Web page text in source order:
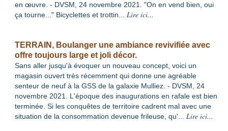
en œuvre. - DVSM, 24 novembre 2021. "On en vend bien, oui
ça tourne..." Bicyclettes et trottin
Lire ici...
TERRAIN, Boulanger une ambiance revivifiée avec
offre toujours large et joli décor.
Sans aller jusqu'à évoquer un nouveau concept, voici un
magasin ouvert très récemment qui donne une agréable
senteur de neuf à la GSS de la galaxie Mulliez. - DVSM, 24
novembre 2021. L'époque des inaugurations en rafale est bien
terminée. Si les conquêtes de territoire cadrent mal avec une
situation de la consommation devenue frileuse, qu'
Lire ici...